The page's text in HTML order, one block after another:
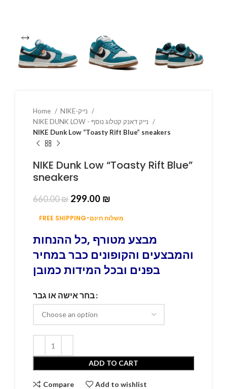
Home
NIKE Dunk Low “Toasty Rift Blue” sneakers
NIKE Dunk Low “Toasty Rift Blue”
sneakers
660.00₪ 299.00 ₪
FREE SHIPPING-משלוח חינם
מבצע מטורף ,כל ההנחות
והמבצעים והקופונים כבר במחיר
בפנים ובכל המידות כמובן
בחר אישה או גבר
ADD TO CART
Compare Add to wishlist